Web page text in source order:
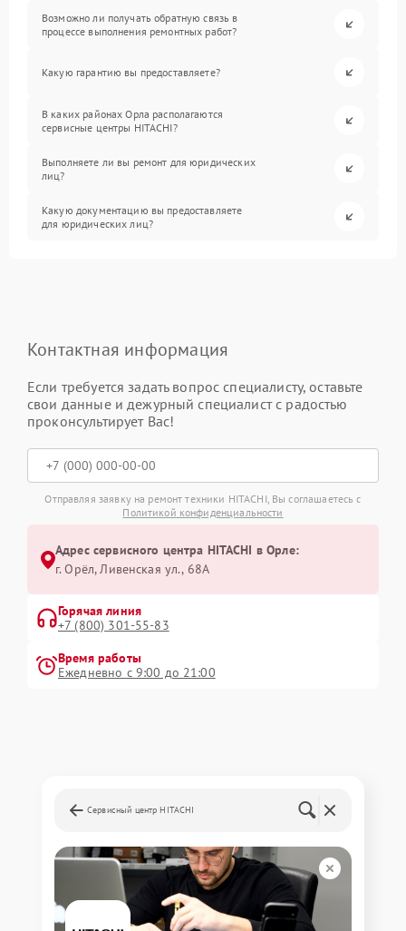
Возможно ли получать обратную связь в
процессе выполнения ремонтных работ?
Какую гарантию вы предоставляете?
В каких районах Орла располагаются
сервисные центры HITACHI?
Выполняете ли вы ремонт для юридических
лиц?
Какую документацию вы предоставляете
для юридических лиц?
Контактная информация
Если требуется задать вопрос специалисту, оставьте
свои данные и дежурный специалист с радостью
проконсультирует Вас!
Отправляя заявку на ремонт техники HITACHI, Вы соглашаетесь с
Политикой конфиденциальности
Адрес сервисного центра HITACHI в Орле:
г. Орёл, Ливенская ул., 68А
Горячая линия
+7 (800) 301-55-83
Время работы
Ежедневно с 9:00 до 21:00
Сервисный центр HITACHI